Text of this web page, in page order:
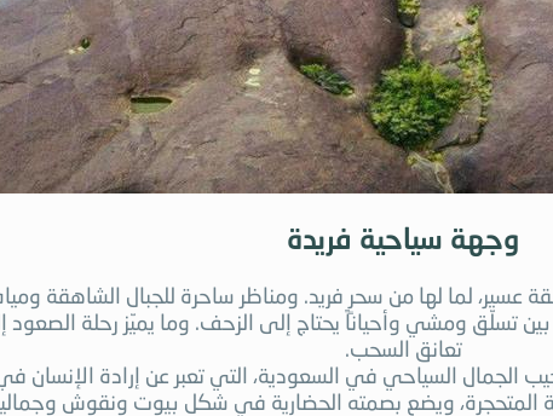
وجهة سياحية فريدة
لما لها من سحرٍ فريد. ومناظر ساحرة للجبال الشاهقة ومياه
إلى الجبل للوصول إلى قرية غية قرابة 4 ساعاتٍ بين تسلّق ومشي وأحياناً يحتاج إلى الزحف.
تعانق السحب.
الجمال السياحي في السعودية، التي تعبر عن إرادة الإنسان
المتحجرة، ويضع بصمته الحضارية في شكل بيوت ونقوش